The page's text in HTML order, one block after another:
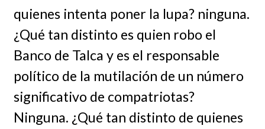
quienes intenta poner la lupa? ninguna.
¿Qué tan distinto es quien robo el
Banco de Talca y es el responsable
político de la mutilación de un número
significativo de compatriotas?
Ninguna. ¿Qué tan distinto de quienes